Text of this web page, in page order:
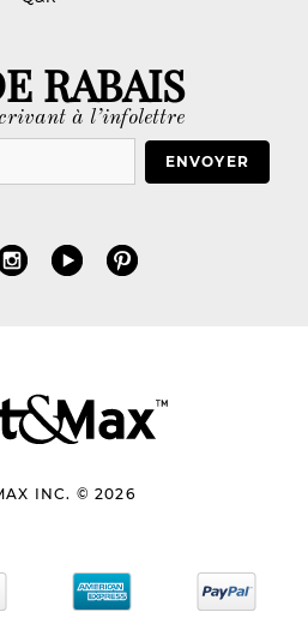
RABAIS
à l’infolettre
ENVOYER
INC. © 2026